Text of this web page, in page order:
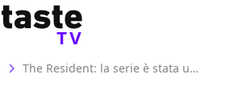
TV
The Resident: la serie è stata ufficialmente cancellata dopo 6 stagioni